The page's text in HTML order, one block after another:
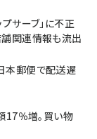
サーブ」に不正
舗関連情報も流出
本郵便で配送遅
17％増。買い物